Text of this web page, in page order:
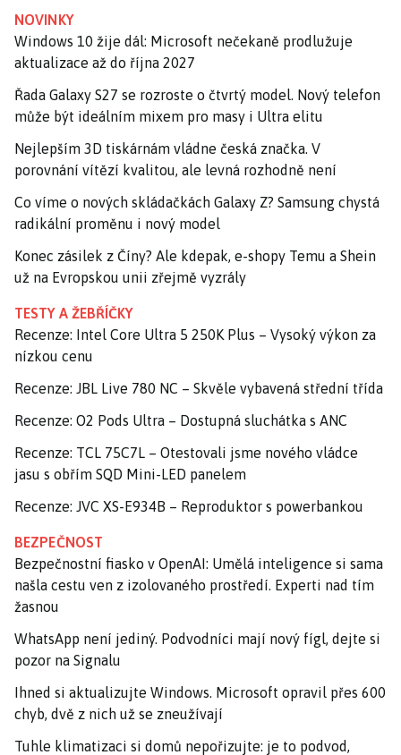
NOVINKY
Windows 10 žije dál: Microsoft nečekaně prodlužuje
aktualizace až do října 2027
Řada Galaxy S27 se rozroste o čtvrtý model. Nový telefon
může být ideálním mixem pro masy i Ultra elitu
Nejlepším 3D tiskárnám vládne česká značka. V
porovnání vítězí kvalitou, ale levná rozhodně není
Co víme o nových skládačkách Galaxy Z? Samsung chystá
radikální proměnu i nový model
Konec zásilek z Číny? Ale kdepak, e-shopy Temu a Shein
už na Evropskou unii zřejmě vyzrály
TESTY A ŽEBŘÍČKY
Recenze: Intel Core Ultra 5 250K Plus – Vysoký výkon za
nízkou cenu
Recenze: JBL Live 780 NC – Skvěle vybavená střední třída
Recenze: O2 Pods Ultra – Dostupná sluchátka s ANC
Recenze: TCL 75C7L – Otestovali jsme nového vládce
jasu s obřím SQD Mini-LED panelem
Recenze: JVC XS-E934B – Reproduktor s powerbankou
BEZPEČNOST
Bezpečnostní fiasko v OpenAI: Umělá inteligence si sama
našla cestu ven z izolovaného prostředí. Experti nad tím
žasnou
WhatsApp není jediný. Podvodníci mají nový fígl, dejte si
pozor na Signalu
Ihned si aktualizujte Windows. Microsoft opravil přes 600
chyb, dvě z nich už se zneužívají
Tuhle klimatizaci si domů nepořizujte: je to podvod,